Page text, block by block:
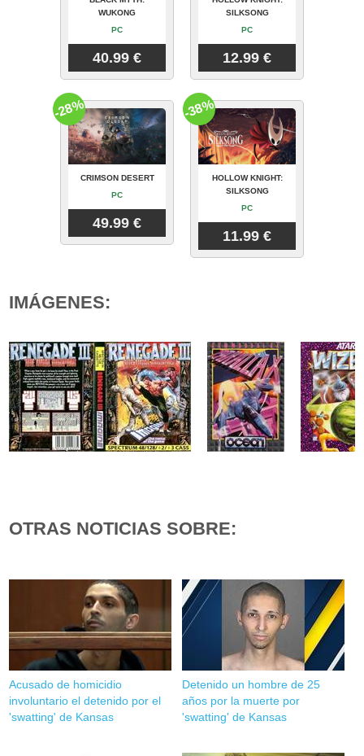
WUKONG
PC
40.99 €
SILKSONG
PC
12.99 €
CRIMSON DESERT
PC
49.99 €
-28%
HOLLOW KNIGHT:
SILKSONG
PC
11.99 €
-38%
IMÁGENES:
OTRAS NOTICIAS SOBRE:
Acusado de homicidio
involuntario el detenido por el
'swatting' de Kansas
Detenido un hombre de 25
años por la muerte por
'swatting' de Kansas